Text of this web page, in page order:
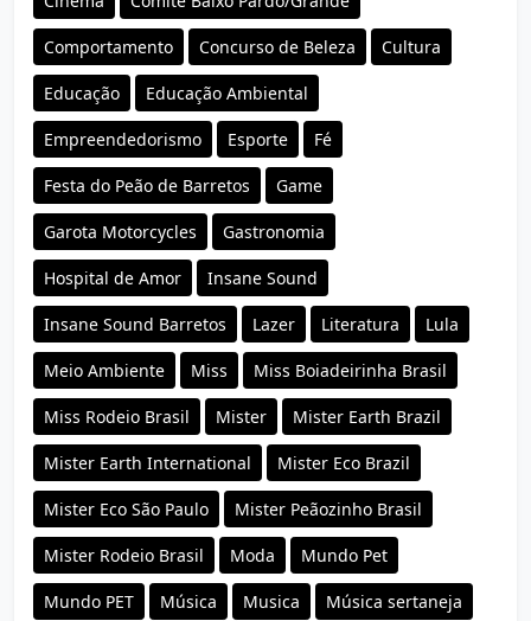
Comportamento Concurso de Beleza Cultura
Educação Educação Ambiental
Empreendedorismo Esporte Fé
Festa do Peão de Barretos Game
Garota Motorcycles Gastronomia
Hospital de Amor Insane Sound
Insane Sound Barretos Lazer Literatura Lula
Meio Ambiente Miss Miss Boiadeirinha Brasil
Miss Rodeio Brasil Mister Mister Earth Brazil
Mister Earth International Mister Eco Brazil
Mister Eco São Paulo Mister Peãozinho Brasil
Mister Rodeio Brasil Moda Mundo Pet
Mundo PET Música Musica Música sertaneja